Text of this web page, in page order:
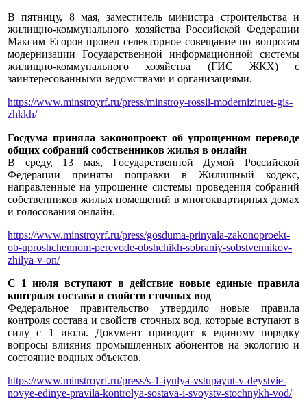
В пятницу, 8 мая, заместитель министра строительства и
жилищно-коммунального хозяйства Российской Федерации
Максим Егоров провел селекторное совещание по вопросам
модернизации Государственной информационной системы
жилищно-коммунального хозяйства (ГИС ЖКХ) с
заинтересованными ведомствами и организациями.
https://www.minstroyrf.ru/press/minstroy-rossii-moderniziruet-gis-
zhkkh/
Госдума приняла законопроект об упрощенном переводе
общих собраний собственников жилья в онлайн
В среду, 13 мая, Государственной Думой Российской
Федерации приняты поправки в Жилищный кодекс,
направленные на упрощение системы проведения собраний
собственников жилых помещений в многоквартирных домах
и голосования онлайн.
https://www.minstroyrf.ru/press/gosduma-prinyala-zakonoproekt-
ob-uproshchennom-perevode-obshchikh-sobraniy-sobstvennikov-
zhilya-v-on/
С 1 июля вступают в действие новые единые правила
контроля состава и свойств сточных вод
Федеральное правительство утвердило новые правила
контроля состава и свойств сточных вод, которые вступают в
силу с 1 июля. Документ приводит к единому порядку
вопросы влияния промышленных абонентов на экологию и
состояние водных объектов.
https://www.minstroyrf.ru/press/s-1-iyulya-vstupayut-v-deystvie-
novye-edinye-pravila-kontrolya-sostava-i-svoystv-stochnykh-vod/